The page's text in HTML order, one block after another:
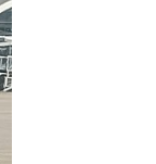
slide